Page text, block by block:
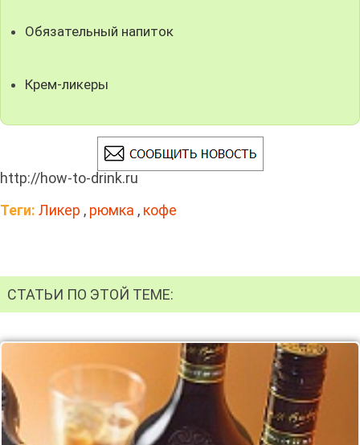
Обязательный напиток
Крем-ликеры
http://how-to-drink.ru
Теги: Ликер , рюмка , кофе
СТАТЬИ ПО ЭТОЙ ТЕМЕ: